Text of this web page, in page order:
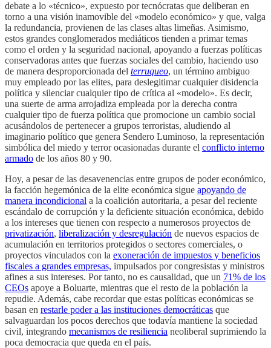
debate a lo «técnico», expuesto por tecnócratas que deliberan en
torno a una visión inamovible del «modelo económico» y que, valga
la redundancia, provienen de las clases altas limeñas. Asimismo,
estos grandes conglomerados mediáticos tienden a primar temas
como el orden y la seguridad nacional, apoyando a fuerzas políticas
conservadoras antes que fuerzas sociales del cambio, haciendo uso
de manera desproporcionada del terruqueo, un término ambiguo
muy empleado por las elites, para deslegitimar cualquier disidencia
política y silenciar cualquier tipo de crítica al «modelo». Es decir,
una suerte de arma arrojadiza empleada por la derecha contra
cualquier tipo de fuerza política que promocione un cambio social
acusándolos de pertenecer a grupos terroristas, aludiendo al
imaginario político que genera Sendero Luminoso, la representación
simbólica del miedo y terror ocasionadas durante el conflicto interno
armado de los años 80 y 90.
Hoy, a pesar de las desavenencias entre grupos de poder económico,
la facción hegemónica de la elite económica sigue apoyando de
manera incondicional a la coalición autoritaria, a pesar del reciente
escándalo de corrupción y la deficiente situación económica, debido
a los intereses que tienen con respecto a numerosos proyectos de
privatización, liberalización y desregulación de nuevos espacios de
acumulación en territorios protegidos o sectores comerciales, o
proyectos vinculados con la exoneración de impuestos y beneficios
fiscales a grandes empresas, impulsados por congresistas y ministros
afines a sus intereses. Por tanto, no es causalidad, que un 71% de los
CEOs apoye a Boluarte, mientras que el resto de la población la
repudie. Además, cabe recordar que estas políticas económicas se
basan en restarle poder a las instituciones democráticas que
salvaguardan los pocos derechos que todavía mantiene la sociedad
civil, integrando mecanismos de resiliencia neoliberal suprimiendo la
poca democracia que queda en el país.